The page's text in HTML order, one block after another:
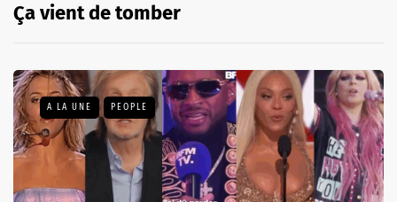
Ça vient de tomber
A LA UNE PEOPLE